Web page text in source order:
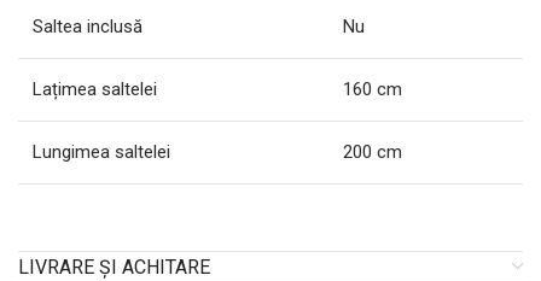
Saltea inclusă Nu
Lațimea saltelei 160 cm
Lungimea saltelei 200 cm
LIVRARE ȘI ACHITARE